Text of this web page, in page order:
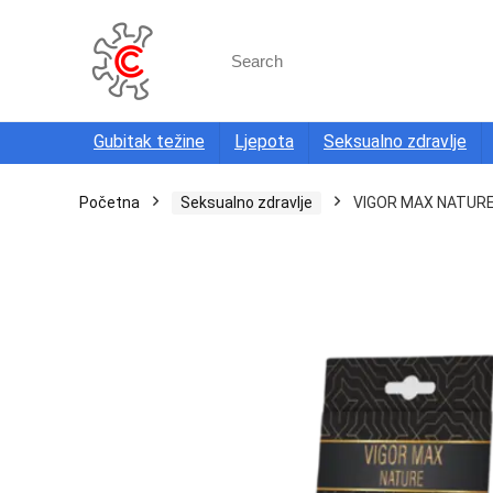
for:
Gubitak težine Ljepota Seksualno zdravlje
Početna Seksualno zdravlje VIGOR MAX